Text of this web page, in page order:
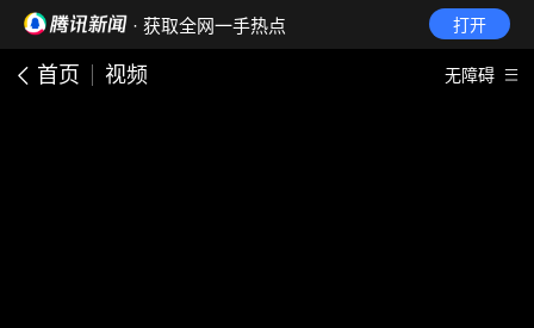
· 获取全网一手热点 打开
首页 视频 无障碍